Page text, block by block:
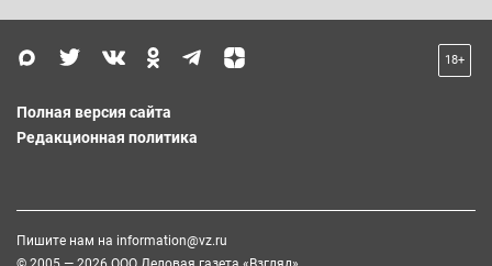
18+
Полная версия сайта
Редакционная политика
Пишите нам на information@vz.ru